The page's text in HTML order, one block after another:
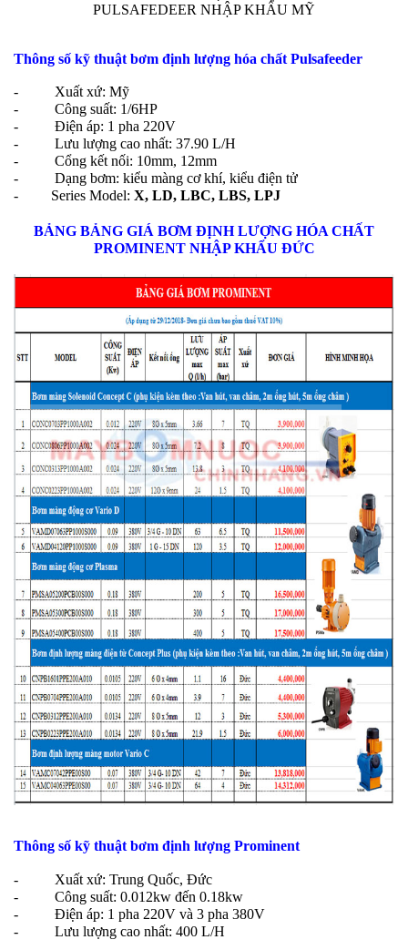
Thông số kỹ thuật bơm định lượng hóa chất Pulsafeeder
- Xuất xứ: Mỹ
- Công suất: 1/6HP
- Điện áp: 1 pha 220V
- Lưu lượng cao nhất: 37.90 L/H
- Cổng kết nối: 10mm, 12mm
- Dạng bơm: kiểu màng cơ khí, kiểu điện tử
- Series Model: X, LD, LBC, LBS, LPJ
BẢNG BẢNG GIÁ BƠM ĐỊNH LƯỢNG HÓA CHẤT
PROMINENT NHẬP KHẨU ĐỨC
Thông số kỹ thuật bơm định lượng Prominent
- Xuất xứ: Trung Quốc, Đức
- Công suất: 0.012kw đến 0.18kw
- Điện áp: 1 pha 220V và 3 pha 380V
- Lưu lượng cao nhất: 400 L/H